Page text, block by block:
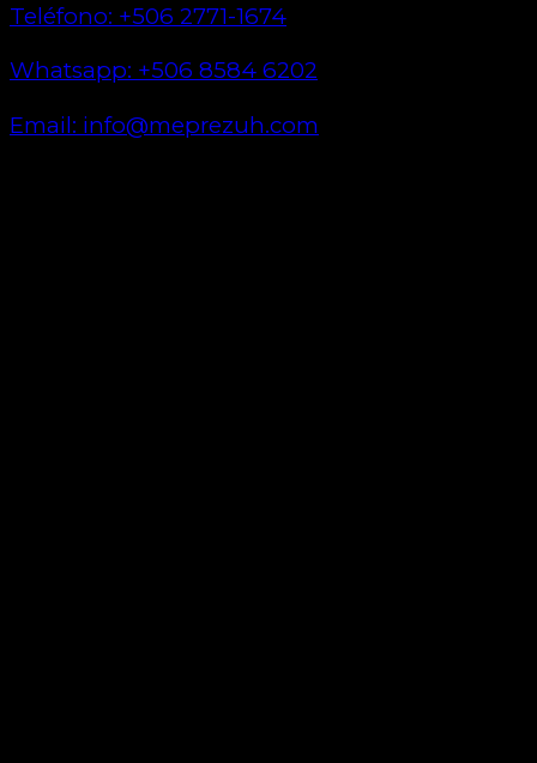
Teléfono: +506 2771-1674
Whatsapp: +506 8584 6202
Email: info@meprezuh.com